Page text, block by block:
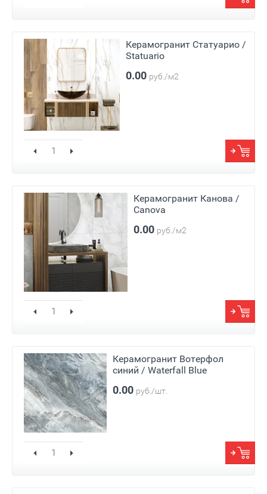
Керамогранит Статуарио /
Statuario
0.00 руб./м2
Керамогранит Канова /
Canova
0.00 руб./м2
Керамогранит Вотерфол
синий / Waterfall Blue
0.00 руб./шт.